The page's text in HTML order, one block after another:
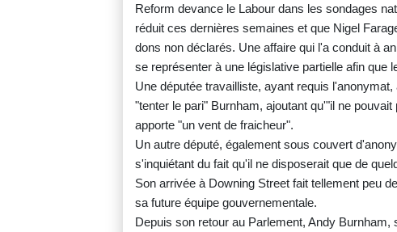
Reform devance le Labour dans les sondages
réduit ces dernières semaines et que Nigel
dons non déclarés. Une affaire qui l'a conduit à
se représenter à une législative partielle afin que
Une députée travailliste, ayant requis
"tenter le pari" Burnham, ajoutant qu'"il ne
apporte "un vent de fraicheur".
Un autre député, également sous couvert
s'inquiétant du fait qu'il ne disposerait que de
Son arrivée à Downing Street fait tellement peu
sa future équipe gouvernementale.
Depuis son retour au Parlement, Andy